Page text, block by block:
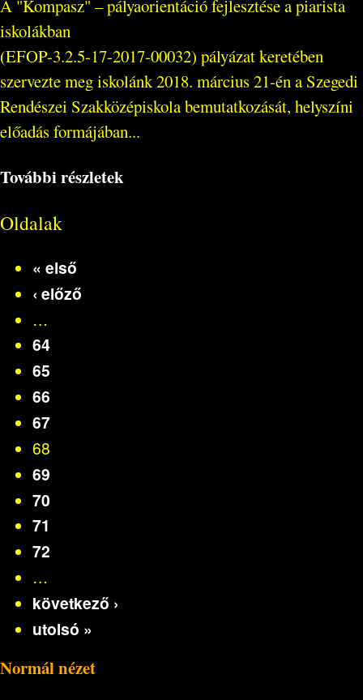
A "Kompasz" – pályaorientáció fejlesztése a piarista
iskolákban
(EFOP-3.2.5-17-2017-00032) pályázat keretében
szervezte meg iskolánk 2018. március 21-én a Szegedi
Rendészei Szakközépiskola bemutatkozását, helyszíni
előadás formájában...
További részletek
Oldalak
« első
‹ előző
…
64
65
66
67
68
69
70
71
72
…
következő ›
utolsó »
Normál nézet